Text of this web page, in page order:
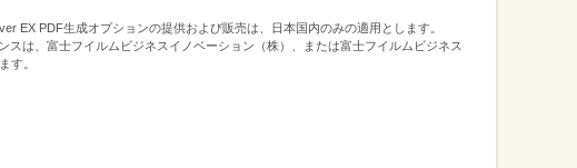
EX PDF生成オプションの提供および販売は、日本国内のみの適用とします。
は、富士フイルムビジネスイノベーション（株）、または富士フイルムビジネス
す。